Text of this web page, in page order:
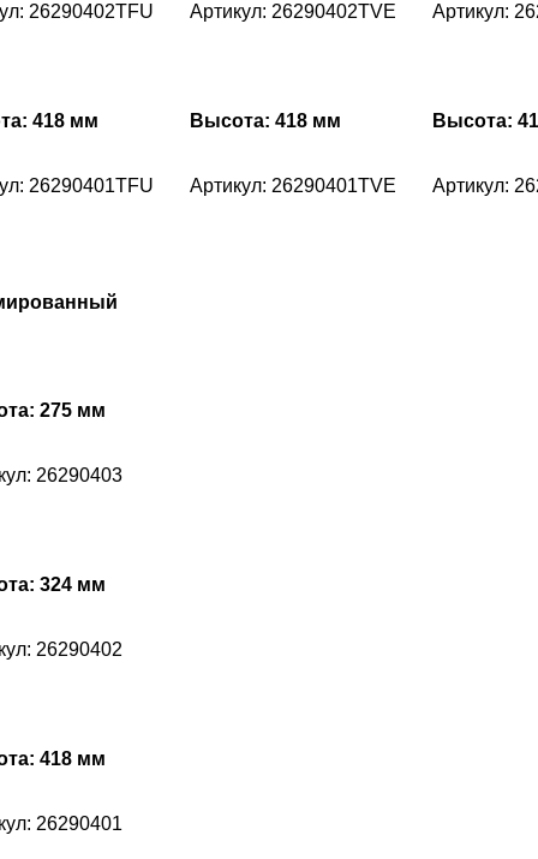
26290402TFU
418 мм
26290401TFU
Артикул: 26290402TVE
Высота: 418 мм
Артикул: 26290401TVE
Артикул:
Высота:
Артикул:
275 мм
26290403
324 мм
26290402
418 мм
26290401